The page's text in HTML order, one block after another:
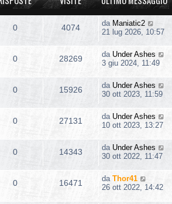
0 4074 da Maniatic2
21 lug 2026, 10:57
0 28269 da Under Ashes
3 giu 2024, 11:49
0 15926 da Under Ashes
30 ott 2023, 11:59
0 27131 da Under Ashes
10 ott 2023, 13:27
0 14343 da Under Ashes
30 ott 2022, 11:47
0 16471 da Thor41
26 ott 2022, 14:42